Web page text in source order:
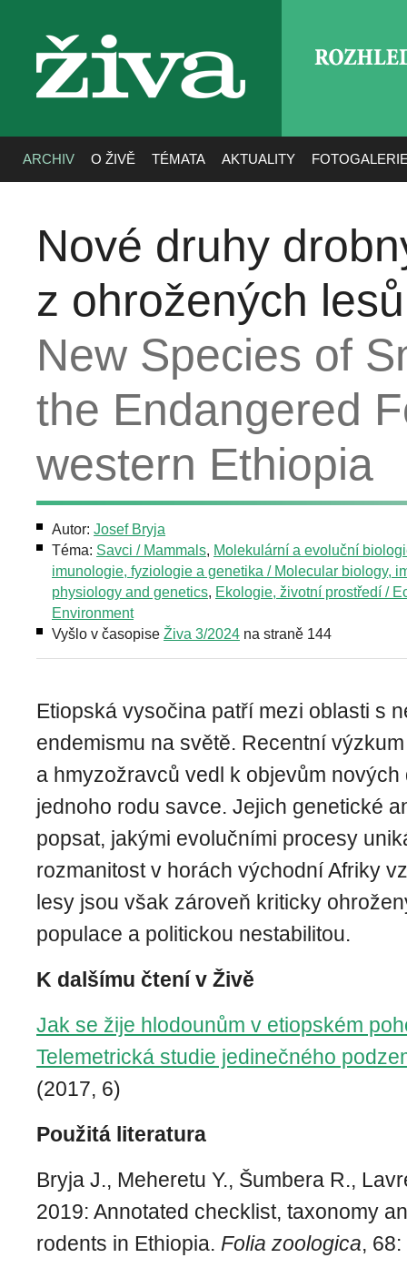
živa
ARCHIV O ŽIVĚ TÉMATA AKTUALITY
Nové druhy
z ohrožených
New Species of
the Endangered
western Ethiopia
Autor: Josef Bryja
Téma: Savci / Mammals, Molekulární a evoluční
imunologie, fyziologie a genetika / Molecular biology,
physiology and genetics, Ekologie, životní prostředí /
Environment
Vyšlo v časopise Živa 3/2024 na straně 144
Etiopská vysočina patří mezi oblasti s
endemismu na světě. Recentní
a hmyzožravců vedl k objevům
jednoho rodu savce. Jejich genetické
popsat, jakými evolučními procesy
rozmanitost v horách východní Afriky
lesy jsou však zároveň kriticky
populace a politickou nestabilitou.
K dalšímu čtení v Živě
Jak se žije hlodounům v etiopském
Telemetrická studie jedinečného
(2017, 6)
Použitá literatura
Bryja J., Meheretu Y., Šumbera R.,
2019: Annotated checklist, taxonomy
rodents in Ethiopia. Folia zoologica,